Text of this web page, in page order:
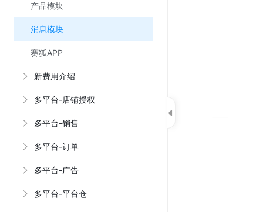
产品模块
消息模块
赛狐APP
新费用介绍
多平台-店铺授权
多平台-销售
多平台-订单
多平台-广告
多平台-平台仓